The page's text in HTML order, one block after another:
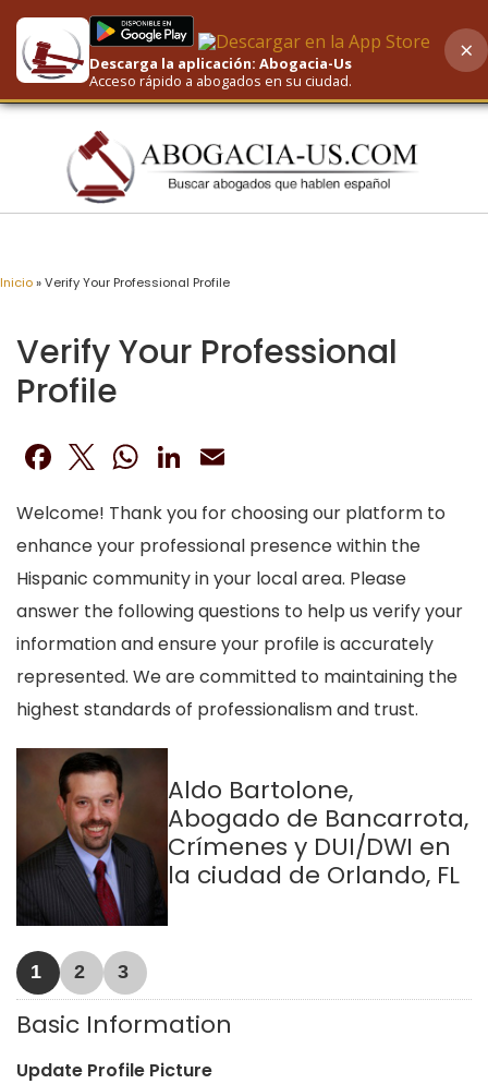
AI-Powered Search
Inicio»Verify Your Professional Profile
Verify Your Professional
Profile
Facebook
Twitter
WhatsApp
LinkedIn
Welcome! Thank you for choosing our platform to
enhance your professional presence within the
Hispanic community in your local area. Please
answer the following questions to help us verify your
information and ensure your profile is accurately
represented. We are committed to maintaining the
highest standards of professionalism and trust.
Aldo Bartolone,
Abogado de Bancarrota,
Crímenes y DUI/DWI en
la ciudad de Orlando, FL
1 2 3
Basic Information
Update Profile Picture
Descarga la aplicación: Abogacia-Us
Acceso rápido a abogados en su ciudad.
×